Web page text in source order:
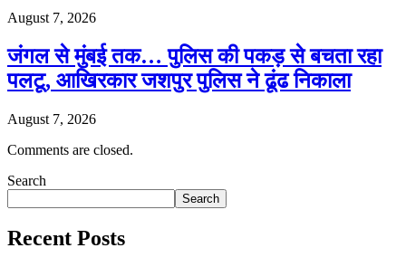
August 7, 2026
जंगल से मुंबई तक… पुलिस की पकड़ से बचता रहा
पलटू, आखिरकार जशपुर पुलिस ने ढूंढ निकाला
August 7, 2026
Comments are closed.
Search
Search
Recent Posts